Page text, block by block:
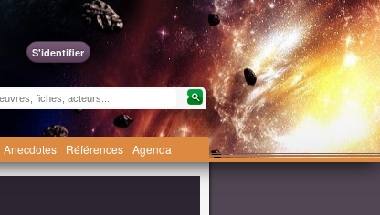
S'identifier
Anecdotes Références Agenda